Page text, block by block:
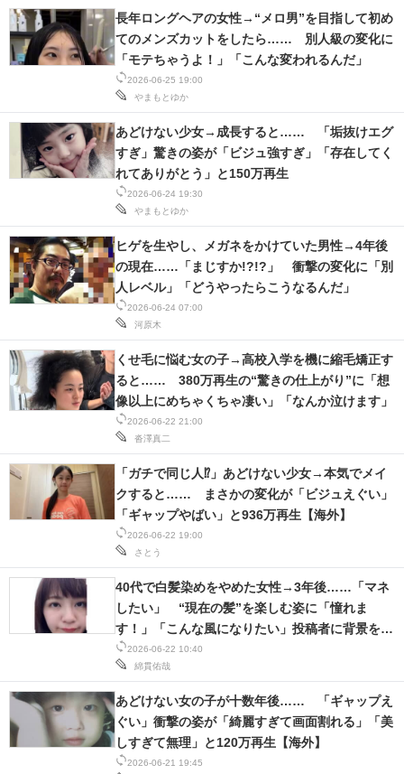
2026-06-25 19:00
やまもとゆか
長年ロングヘアの女性→“メロ男”を目指して初め
てのメンズカットをしたら…… 別人級の変化に
「モテちゃうよ！」「こんな変われるんだ」
2026-06-24 19:30
やまもとゆか
あどけない少女→成長すると…… 「垢抜けエグ
すぎ」驚きの姿が「ビジュ強すぎ」「存在してく
れてありがとう」と150万再生
2026-06-24 07:00
河原木
ヒゲを生やし、メガネをかけていた男性→4年後
の現在……「まじすか!?!?」 衝撃の変化に「別
人レベル」「どうやったらこうなるんだ」
2026-06-22 21:00
沓澤真二
くせ毛に悩む女の子→高校入学を機に縮毛矯正す
ると…… 380万再生の“驚きの仕上がり”に「想
像以上にめちゃくちゃ凄い」「なんか泣けます」
2026-06-22 19:00
さとう
「ガチで同じ人⁉」あどけない少女→本気でメイ
クすると…… まさかの変化が「ビジュえぐい」
「ギャップやばい」と936万再生【海外】
2026-06-22 10:40
綿貫佑哉
40代で白髪染めをやめた女性→3年後……「マネ
したい」 “現在の髪”を楽しむ姿に「憧れま
す！」「こんな風になりたい」投稿者に背景を聞
いた
2026-06-21 19:45
あどけない女の子が十数年後…… 「ギャップえ
ぐい」衝撃の姿が「綺麗すぎて画面割れる」「美
しすぎて無理」と120万再生【海外】